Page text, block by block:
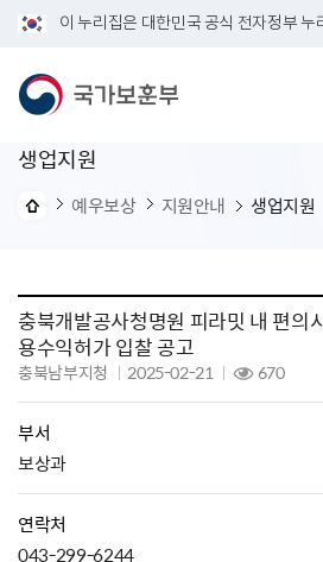
이 누리집은 대한민국 공식 전자정부 누
생업지원
예우보상 지원안내 생업지원
충북개발공사청명원 피라밋 내 편의
용수익허가 입찰 공고
충북남부지청 2025-02-21 670
부서
보상과
연락처
043-299-6244